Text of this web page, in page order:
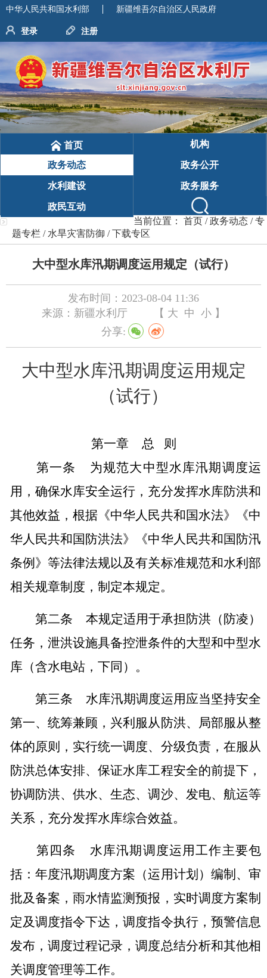
中华人民共和国水利部 新疆维吾尔自治区人民政府
登录 注册
首页 机构
政务动态 政务公开
水利建设 政务服务
政民互动
当前位置： 首页 /政务动态 /专
题专栏 /水旱灾害防御 /下载专区
大中型水库汛期调度运用规定（试行）
发布时间：2023-08-04 11:36
来源：新疆水利厅
【 大 中 小 】
分享:
大中型水库汛期调度运用规定
（试行）
第一章总 则
第一条
为规范大中型水库汛期调度运
用，确保水库安全运行，充分发挥水库防洪和
其他效益，根据《中华人民共和国水法》《中
华人民共和国防洪法》《中华人民共和国防汛
条例》等法律法规以及有关标准规范和水利部
相关规章制度，制定本规定。
第二条 本规定适用于承担防洪（防凌）
任务，泄洪设施具备控泄条件的大型和中型水
库（含水电站，下同）。
第三条 水库汛期调度运用应当坚持安全
第一、统筹兼顾，兴利服从防洪、局部服从整
体的原则，实行统一调度、分级负责，在服从
防洪总体安排、保证水库工程安全的前提下，
协调防洪、供水、生态、调沙、发电、航运等
关系，充分发挥水库综合效益。
第四条
水库汛期调度运用工作主要包
括：年度汛期调度方案（运用计划）编制、审
批及备案，雨水情监测预报，实时调度方案制
定及调度指令下达，调度指令执行，预警信息
发布，调度过程记录，调度总结分析和其他相
关调度管理等工作。